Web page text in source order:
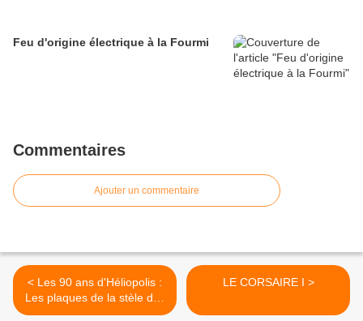
Feu d'origine électrique à la Fourmi
Commentaires
Ajouter un commentaire
< Les 90 ans d'Héliopolis :
Les plaques de la stèle des
enfants du Levant rénovées
LE CORSAIRE I >